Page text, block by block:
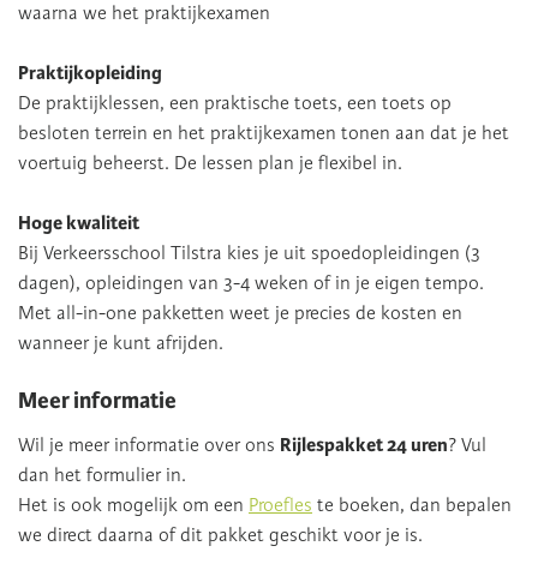
waarna we het praktijkexamen
Praktijkopleiding
De praktijklessen, een praktische toets, een toets op
besloten terrein en het praktijkexamen tonen aan dat je het
voertuig beheerst. De lessen plan je flexibel in.
Hoge kwaliteit
Bij Verkeersschool Tilstra kies je uit spoedopleidingen (3
dagen), opleidingen van 3-4 weken of in je eigen tempo.
Met all-in-one pakketten weet je precies de kosten en
wanneer je kunt afrijden.
Meer informatie
Wil je meer informatie over ons Rijlespakket 24 uren? Vul
dan het formulier in.
Het is ook mogelijk om een Proefles te boeken, dan bepalen
we direct daarna of dit pakket geschikt voor je is.